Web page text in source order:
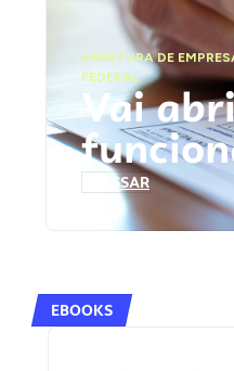
ABERTURA DE
FEDERAL
Vai
ACESSAR
EBOOKS